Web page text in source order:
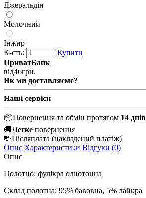
Джеральдін
Молочний
Інжир
К-сть:
Купити
ПриватБанк
від46грн.
Як ми доставляємо?
Наші сервіси
📦Повернення та обмін протягом 14 днів
🚚Легке повернення
💸Післяплата (накладений платіж)
Опис Характеристики Відгуки (0)
Опис
Полотно: фулікра однотонна
Склад полотна: 95% бавовна, 5% лайкра